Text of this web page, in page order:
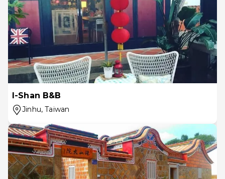
I-Shan B&B
Jinhu, Taiwan